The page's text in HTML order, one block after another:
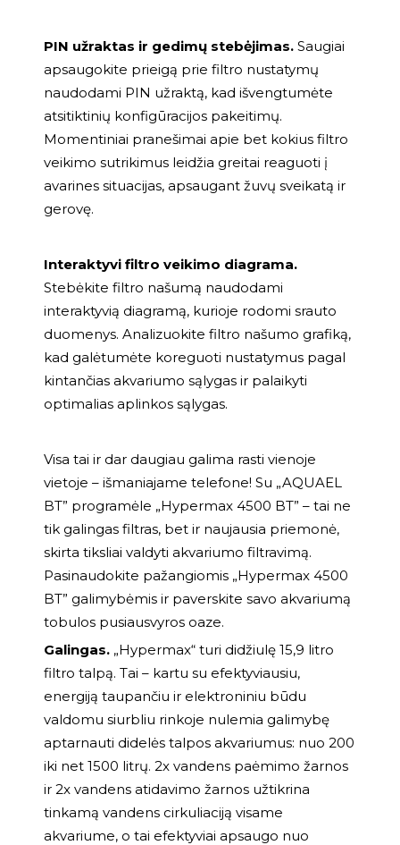
PIN užraktas ir gedimų stebėjimas. Saugiai
apsaugokite prieigą prie filtro nustatymų
naudodami PIN užraktą, kad išvengtumėte
atsitiktinių konfigūracijos pakeitimų.
Momentiniai pranešimai apie bet kokius filtro
veikimo sutrikimus leidžia greitai reaguoti į
avarines situacijas, apsaugant žuvų sveikatą ir
gerovę.
Interaktyvi filtro veikimo diagrama.
Stebėkite filtro našumą naudodami
interaktyvią diagramą, kurioje rodomi srauto
duomenys. Analizuokite filtro našumo grafiką,
kad galėtumėte koreguoti nustatymus pagal
kintančias akvariumo sąlygas ir palaikyti
optimalias aplinkos sąlygas.
Visa tai ir dar daugiau galima rasti vienoje
vietoje – išmaniajame telefone! Su „AQUAEL
BT” programėle „Hypermax 4500 BT” – tai ne
tik galingas filtras, bet ir naujausia priemonė,
skirta tiksliai valdyti akvariumo filtravimą.
Pasinaudokite pažangiomis „Hypermax 4500
BT” galimybėmis ir paverskite savo akvariumą
tobulos pusiausvyros oaze.
Galingas. „Hypermax“ turi didžiulę 15,9 litro
filtro talpą. Tai – kartu su efektyviausiu,
energiją taupančiu ir elektroniniu būdu
valdomu siurbliu rinkoje nulemia galimybę
aptarnauti didelės talpos akvariumus: nuo 200
iki net 1500 litrų. 2x vandens paėmimo žarnos
ir 2x vandens atidavimo žarnos užtikrina
tinkamą vandens cirkuliaciją visame
akvariume, o tai efektyviai apsaugo nuo